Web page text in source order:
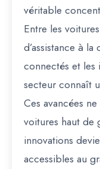
véritable
Entre les
d’assistance à
connectés et les
secteur connaît
Ces avancées
voitures haut de
innovations
accessibles au